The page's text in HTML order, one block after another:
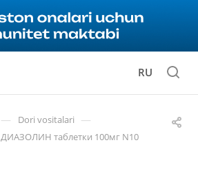
RU
— Dori vositalari —
ДИАЗОЛИН таблетки 100мг N10